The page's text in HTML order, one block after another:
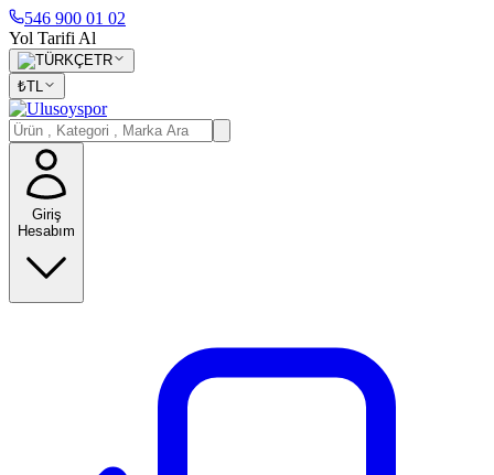
546 900 01 02
Yol Tarifi Al
TR
₺TL
Giriş
Hesabım